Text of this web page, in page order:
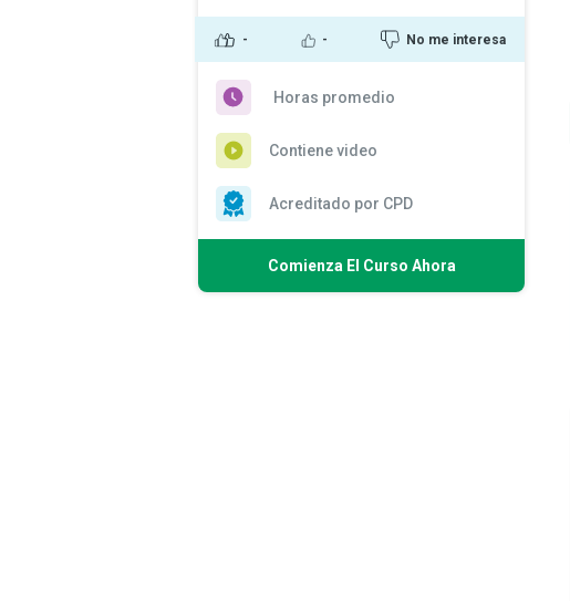
- - No me interesa
Horas promedio
Contiene video
Acreditado por CPD
Comienza El Curso Ahora